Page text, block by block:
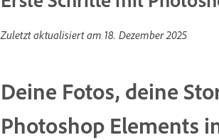
Zuletzt aktualisiert am 18. Dezember 2025
Deine Fotos, deine
Photoshop Elements